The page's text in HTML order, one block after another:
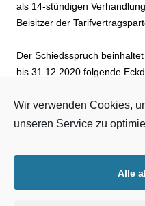
als 14-stündigen
Beisitzer der
Der Schiedsspruch
bis 31.12.2020 folgende
Der Mindestlohn 1 wird
12,55 €,
auf 15,40 € und
der Mindestlohn 2
Wir verwenden Cookies,
unseren Service zu
Alle